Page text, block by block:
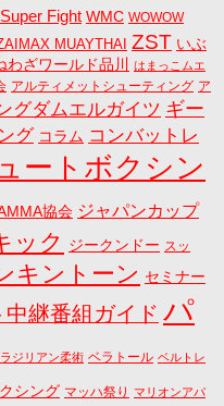
Fight WMC WOWOW
MUAYTHAI ZST いぶ
わざワールド品川
はまっこムエ
アルティメットシューティング ア
グダムエルガイツ ギー
グ コラム コンバットレ
ートボクシン
協会 ジャパンカップ
ック ジークンドー スッ
キントーン セミナー
中継番組ガイド パ
ジリアン柔術 ベラトール ベルトレ
シング マッハ祭り マリオンアパ